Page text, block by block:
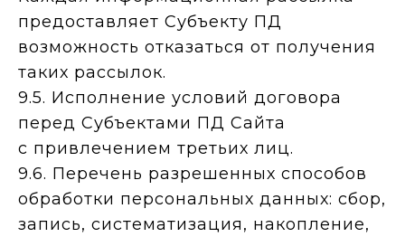
предоставляет Субъекту ПД
возможность отказаться от получения
таких рассылок.
9.5. Исполнение условий договора
перед Субъектами ПД Сайта
с привлечением третьих лиц.
9.6. Перечень разрешенных способов
обработки персональных данных: сбор,
запись, систематизация, накопление,